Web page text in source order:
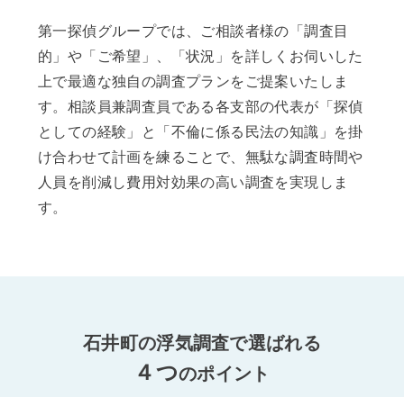
第一探偵グループでは、ご相談者様の「調査目
的」や「ご希望」、「状況」を詳しくお伺いした
上で最適な独自の調査プランをご提案いたしま
す。相談員兼調査員である各支部の代表が「探偵
としての経験」と「不倫に係る民法の知識」を掛
け合わせて計画を練ることで、無駄な調査時間や
人員を削減し費用対効果の高い調査を実現しま
す。
石井町の浮気調査で選ばれる
４つのポイント